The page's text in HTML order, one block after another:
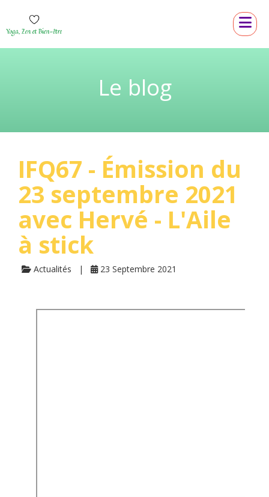
Le blog
IFQ67 - Émission du
23 septembre 2021
avec Hervé - L'Aile
à stick
Actualités 23 Septembre 2021